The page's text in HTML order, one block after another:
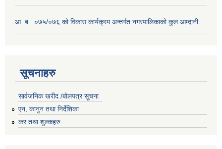
आ. ब . ०७५/०७६ को विकास कार्यक्रम अन्तर्गत नगरपालिकाको कुल आम्दानी
सूचनाहरु
सार्वजनिक खरीद /बोलपत्र सूचना
एन, कानुन तथा निर्देशिका
कर तथा शुल्कहरु